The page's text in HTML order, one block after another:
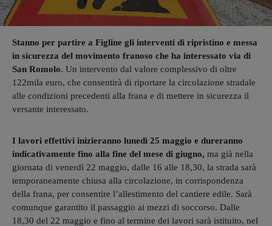
Stanno per partire a Figline gli interventi di ripristino e messa
in sicurezza del movimento franoso che ha interessato via di
San Romolo. Un intervento dal valore complessivo di oltre
122mila euro, che consentirà di riportare la circolazione stradale
alle condizioni precedenti alla frana e di mettere in sicurezza il
versante interessato.
I lavori effettivi inizieranno lunedì 25 maggio e dureranno
indicativamente fino alla fine del mese di giugno, ma già nella
giornata di venerdì 22 maggio, dalle 16 alle 18,30, la strada sarà
temporaneamente chiusa alla circolazione, in corrispondenza
della frana, per consentire l’allestimento del cantiere edile. Sarà
comunque garantito il passaggio ai mezzi di soccorso. Dalle
18,30 del 22 maggio e fino al termine dei lavori sarà istituito, nel